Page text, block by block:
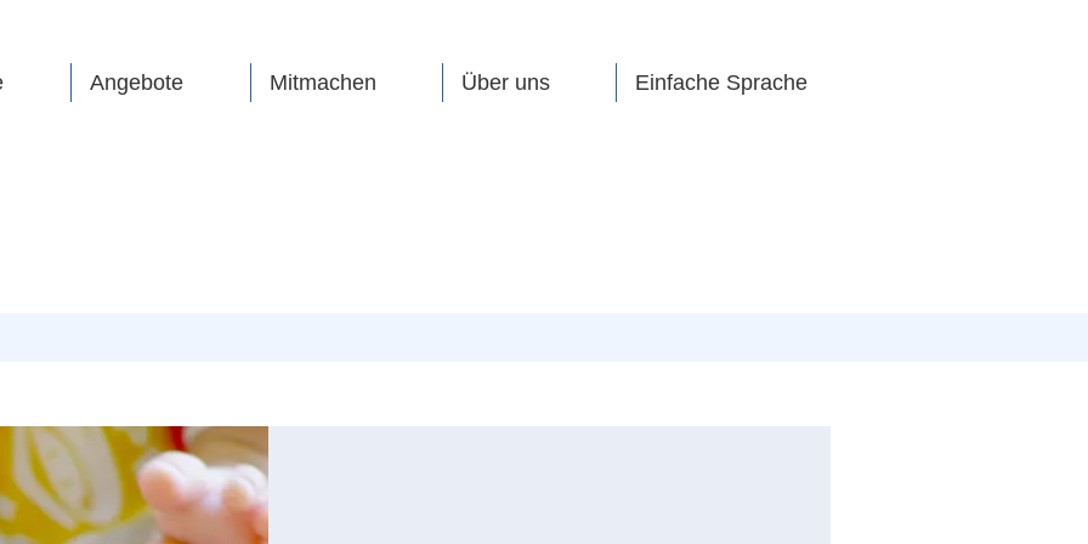
Angebote Mitmachen Über uns Einfache Sprache